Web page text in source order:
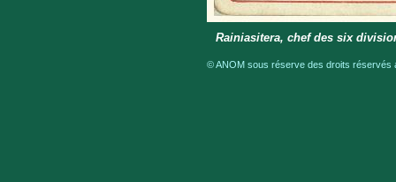
Rainiasitera, chef des six
© ANOM sous réserve des droits réservés